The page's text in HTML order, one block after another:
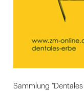
Sammlung "Dentales